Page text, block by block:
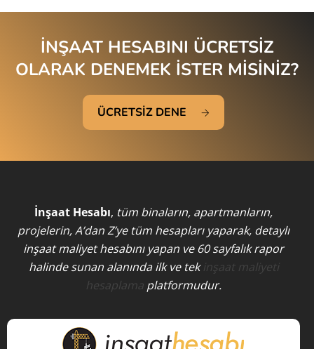
İNŞAAT HESABINI ÜCRETSİZ
OLARAK DENEMEK İSTER MİSİNİZ?
ÜCRETSİZ DENE
İnşaat Hesabı, tüm binaların, apartmanların,
projelerin, A’dan Z’ye tüm hesapları yaparak, detaylı
inşaat maliyet hesabını yapan ve 60 sayfalık rapor
halinde sunan alanında ilk ve tekinşaat maliyeti
hesaplama platformudur.